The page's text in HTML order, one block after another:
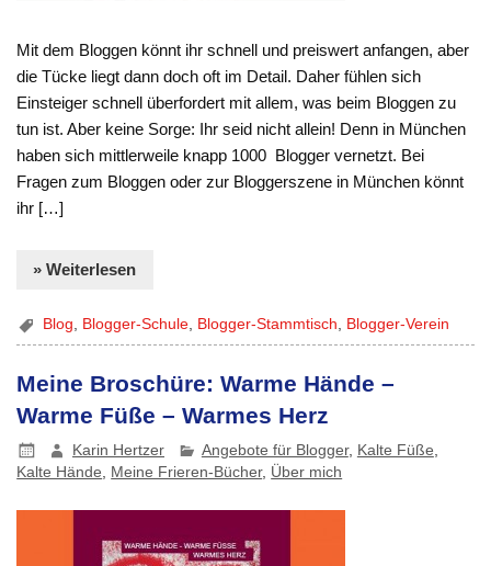
Mit dem Bloggen könnt ihr schnell und preiswert anfangen, aber
die Tücke liegt dann doch oft im Detail. Daher fühlen sich
Einsteiger schnell überfordert mit allem, was beim Bloggen zu
tun ist. Aber keine Sorge: Ihr seid nicht allein! Denn in München
haben sich mittlerweile knapp 1000 Blogger vernetzt. Bei
Fragen zum Bloggen oder zur Bloggerszene in München könnt
ihr […]
» Weiterlesen
Blog Blogger-Schule Blogger-Stammtisch Blogger-Verein
Meine Broschüre: Warme Hände –
Warme Füße – Warmes Herz
Karin Hertzer Angebote für Blogger, Kalte Füße
Kalte Hände
Meine Frieren-Bücher, Über mich